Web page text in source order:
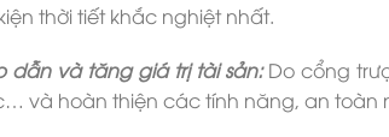
thời tiết khắc nghiệt nhất.
dẫn và tăng giá trị tài sản:Do cổng
và hoàn thiện các tính năng, an toàn